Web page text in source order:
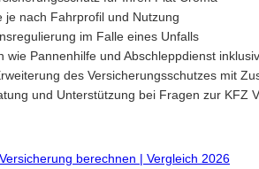
je nach Fahrprofil und Nutzung
im Falle eines Unfalls
wie Pannenhilfe und Abschleppdienst
des Versicherungsschutzes mit
und Unterstützung bei Fragen zur KFZ
berechnen | Vergleich 2026